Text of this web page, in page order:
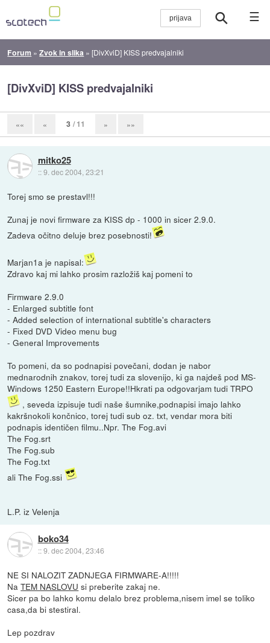
☰
Forum »Zvok in slika »[DivXviD] KISS predvajalniki
[DivXviD] KISS predvajalniki
«« « 3 / 11 » »»
mitko25
::9. dec 2004, 23:21
Torej smo se prestavl!!!
Zunaj je novi firmware za KISS dp - 1000 in sicer 2.9.0.
Zadeva očitno deluje brez posebnosti!
Marjan1a je napisal:
Zdravo kaj mi lahko prosim razložiš kaj pomeni to
Firmware 2.9.0
- Enlarged subtitle font
- Added selection of international subtitle's characters
- Fixed DVD Video menu bug
- General Improvements
To pomeni, da so podnapisi povečani, dodan je nabor
mednarodnih znakov, torej tudi za slovenijo, ki ga najdeš pod MS-
Windows 1250 Eastern Europe!!Hkrati pa odgovarjam tudi TRPO
, seveda izpisuje tudi naše šumnike,podnapisi imajo lahko
kakršnokoli končnico, torej tudi sub oz. txt, vendar mora biti
podnapis identičen filmu..Npr. The Fog.avi
The Fog.srt
The Fog.sub
The Fog.txt
ali The Fog.ssi
L.P. iz Velenja
boko34
::9. dec 2004, 23:46
NE SI NALOZIT ZADNJEGA FIRMWARE-A!!!!!
NaTEM NASLOVU si preberite zakaj ne.
Sicer pa bo lahko komu delalo brez problema,nisem imel se toliko
casa,da bi stestiral.
Lep pozdrav